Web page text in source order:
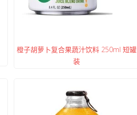
橙子胡萝卜复合果蔬汁饮料 250ml 短罐
装